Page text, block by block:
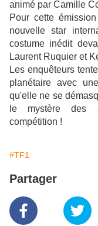
animé par Camille
Pour cette
nouvelle star
costume inédit
Laurent Ruquier et
Les enquêteurs
planétaire avec
qu'elle ne se
le mystère des
compétition !
#TF1
Partager